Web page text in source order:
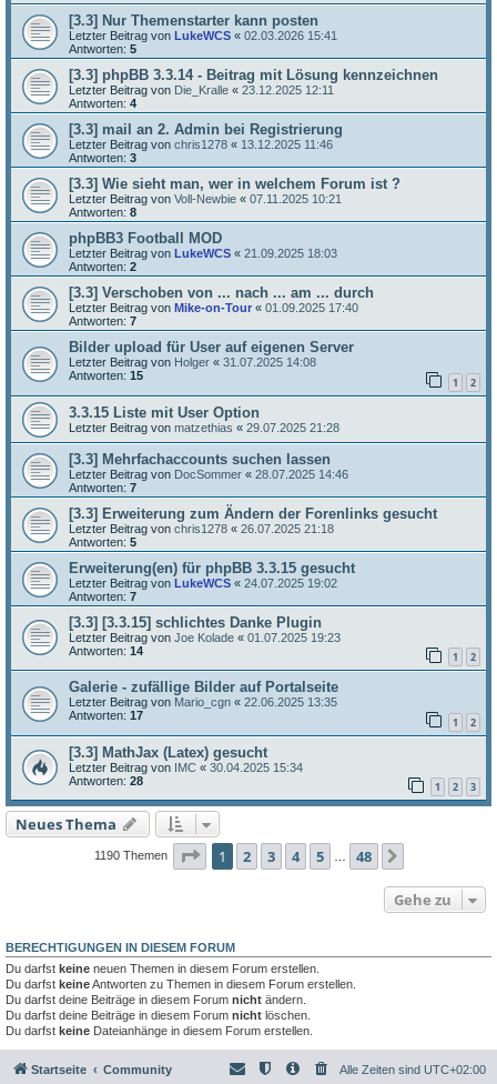
[3.3] Nur Themenstarter kann posten
Letzter Beitrag von LukeWCS « 02.03.2026 15:41
Antworten: 5
[3.3] phpBB 3.3.14 - Beitrag mit Lösung kennzeichnen
Letzter Beitrag von Die_Kralle « 23.12.2025 12:11
Antworten: 4
[3.3] mail an 2. Admin bei Registrierung
Letzter Beitrag von chris1278 « 13.12.2025 11:46
Antworten: 3
[3.3] Wie sieht man, wer in welchem Forum ist ?
Letzter Beitrag von Voll-Newbie « 07.11.2025 10:21
Antworten: 8
phpBB3 Football MOD
Letzter Beitrag von LukeWCS « 21.09.2025 18:03
Antworten: 2
[3.3] Verschoben von ... nach ... am ... durch
Letzter Beitrag von Mike-on-Tour « 01.09.2025 17:40
Antworten: 7
Bilder upload für User auf eigenen Server
Letzter Beitrag von Holger « 31.07.2025 14:08
Antworten: 15 1 2
3.3.15 Liste mit User Option
Letzter Beitrag von matzethias « 29.07.2025 21:28
[3.3] Mehrfachaccounts suchen lassen
Letzter Beitrag von DocSommer « 28.07.2025 14:46
Antworten: 7
[3.3] Erweiterung zum Ändern der Forenlinks gesucht
Letzter Beitrag von chris1278 « 26.07.2025 21:18
Antworten: 5
Erweiterung(en) für phpBB 3.3.15 gesucht
Letzter Beitrag von LukeWCS « 24.07.2025 19:02
Antworten: 7
[3.3] [3.3.15] schlichtes Danke Plugin
Letzter Beitrag von Joe Kolade « 01.07.2025 19:23
Antworten: 14 1 2
Galerie - zufällige Bilder auf Portalseite
Letzter Beitrag von Mario_cgn « 22.06.2025 13:35
Antworten: 17 1 2
[3.3] MathJax (Latex) gesucht
Letzter Beitrag von IMC « 30.04.2025 15:34
Antworten: 28 1 2 3
Neues Thema
1190 Themen Seite 1von 48
1 2 3 4 5 … 48
Gehe zu
BERECHTIGUNGEN IN DIESEM FORUM
Du darfst keine neuen Themen in diesem Forum erstellen.
Du darfst keineAntworten zu Themen in diesem Forum erstellen.
Du darfst deine Beiträge in diesem Forum nicht ändern.
Du darfst deine Beiträge in diesem Forum nicht löschen.
Du darfst keine Dateianhänge in diesem Forum erstellen.
Startseite Community Alle Zeiten sind UTC+02:00